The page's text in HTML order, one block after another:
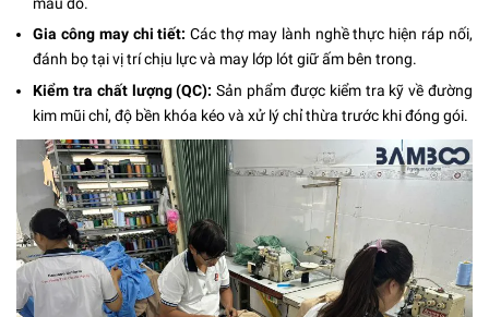
Gia công may chi tiết: Các thợ may lành nghề thực hiện ráp nối,
đánh bọ tại vị trí chịu lực và may lớp lót giữ ấm bên trong.
Kiểm tra chất lượng (QC):Sản phẩm được kiểm tra kỹ về đường
kim mũi chỉ, độ bền khóa kéo và xử lý chỉ thừa trước khi đóng gói.